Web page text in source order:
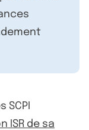
SCPI
ISR de sa